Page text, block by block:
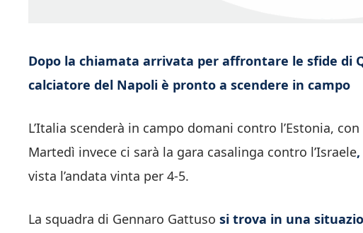
Dopo la chiamata arrivata per affrontare le sfide di
calciatore del Napoli è pronto a scendere in campo
L’Italia scenderà in campo domani contro l’Estonia,
Martedì invece ci sarà la gara casalinga contro l’Israele
vista l’andata vinta per 4-5.
La squadra di Gennaro Gattuso si trova in una